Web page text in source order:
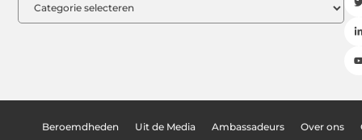
Beroemdheden Uit de Media Ambassadeurs Over ons